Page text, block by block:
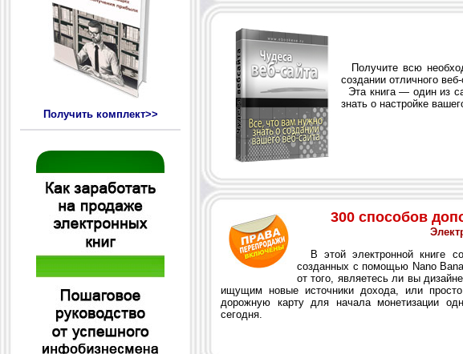
Получить комплект>>
Получите всю
создании отличного веб-
Эта книга — один из
знать о настройке
300 способов
В этой электронной книге
созданных с помощью Nano
от того, являетесь ли вы
ищущим новые источники дохода, или
дорожную карту для начала монетизации
сегодня.